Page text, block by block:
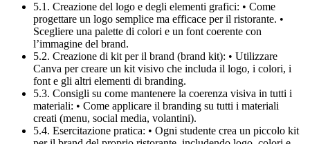
5.1. Creazione del logo e degli elementi grafici: • Come
progettare un logo semplice ma efficace per il ristorante. •
Scegliere una palette di colori e un font coerente con
l’immagine del brand.
5.2. Creazione di kit per il brand (brand kit): • Utilizzare
Canva per creare un kit visivo che includa il logo, i colori, i
font e gli altri elementi di branding.
5.3. Consigli su come mantenere la coerenza visiva in tutti i
materiali: • Come applicare il branding su tutti i materiali
creati (menu, social media, volantini).
5.4. Esercitazione pratica: • Ogni studente crea un piccolo kit